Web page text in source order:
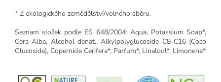
* Z ekologického zemědělství/volného sběru.
Seznam složek podle ES 648/2004: Aqua, Potassium Soap*,
Cera Alba, Alcohol denat., Alkylpolyglucoside C8-C16 (Coco
Glucoside), Copernicia Cerifera*, Parfum*, Linalool*, Limonene*